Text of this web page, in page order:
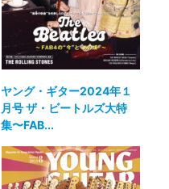
ヤング・ギター2024年１
月号 ザ・ビートルズ大特
集〜FAB...